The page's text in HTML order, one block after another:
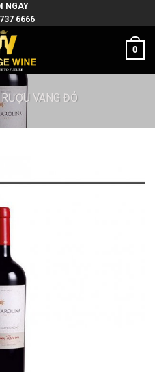
NGAY
6666
0
RƯỢU VANG ĐỎ